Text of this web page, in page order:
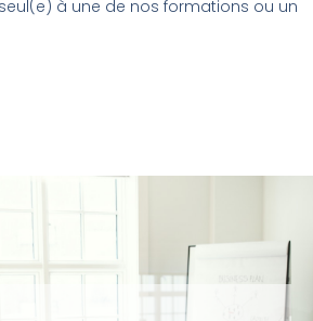
à une de nos formations ou un